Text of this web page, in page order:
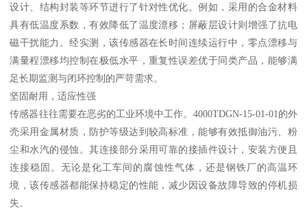
设计、结构封装等环节进行了针对性优化。例如，采用的合金材料
具有低温度系数，有效降低了温度漂移；屏蔽层设计则增强了抗电
磁干扰能力。经实测，该传感器在长时间连续运行中，零点漂移与
满量程漂移均控制在极低水平，重复性误差优于同类产品，能够满
足长期监测与闭环控制的严苛需求。
坚固耐用，适应性强
传感器往往需要在恶劣的工业环境中工作。4000TDGN-15-01-01的外
壳采用金属材质，防护等级达到较高标准，能够有效抵御油污、粉
尘和水汽的侵蚀。其连接部分采用可靠的接插件设计，安装方便且
连接稳固。无论是化工车间的腐蚀性气体，还是钢铁厂的高温环
境，该传感器都能保持稳定的性能，减少因设备故障导致的停机损
失。